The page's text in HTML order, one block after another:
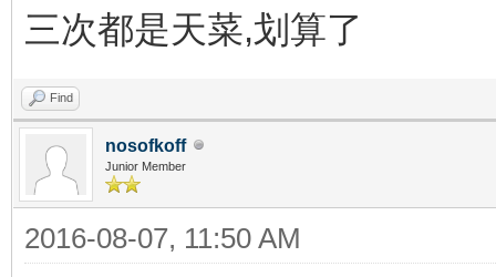
三次都是天菜,划算了
Find
nosofkoff
Junior Member
2016-08-07, 11:50 AM